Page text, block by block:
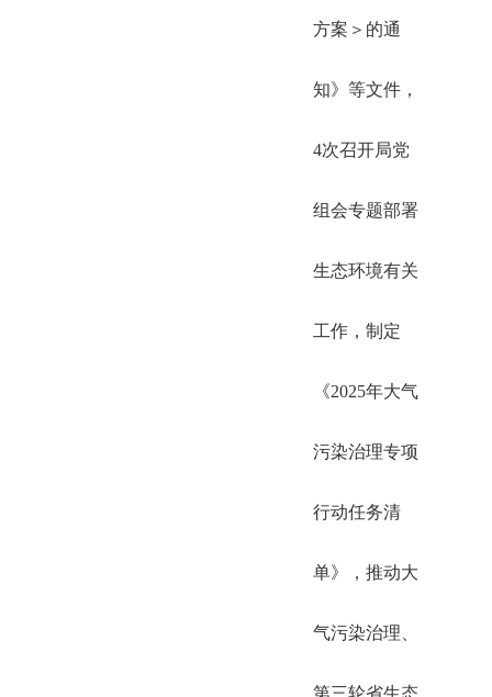
方案＞的通
知》等文件，
4次召开局党
组会专题部署
生态环境有关
工作，制定
《2025年大气
污染治理专项
行动任务清
单》，推动大
气污染治理、
第三轮省生态